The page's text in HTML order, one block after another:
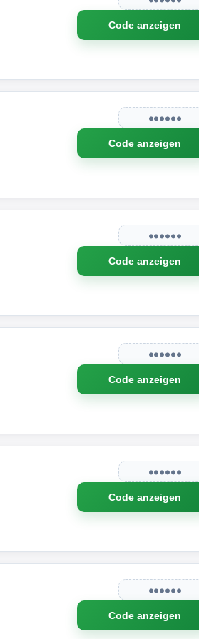
Code anzeigen
●●●●●●
Code anzeigen
●●●●●●
Code anzeigen
●●●●●●
Code anzeigen
●●●●●●
Code anzeigen
●●●●●●
Code anzeigen